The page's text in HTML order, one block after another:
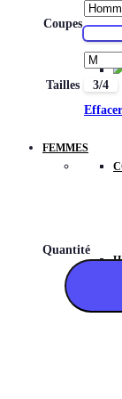
FEMMES
Coupes
Tailles 3/4
Effacer
Quantité